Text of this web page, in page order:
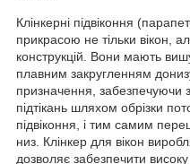
Клінкерні підвіконня
прикрасою не тільки вікон,
конструкцій. Вони мають
плавним закругленням
призначення, забезпечуючи
підтікань шляхом обрізки
підвіконня, і тим самим
низ. Клінкер для вікон
дозволяє забезпечити високу